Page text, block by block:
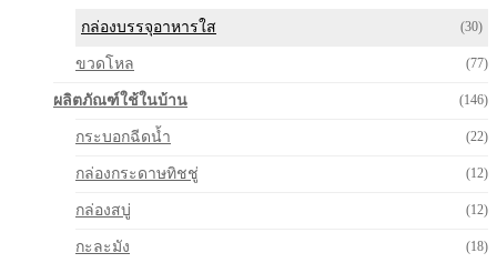
กล่องบรรจุอาหารใส (30)
ขวดโหล (77)
ผลิตภัณฑ์ใช้ในบ้าน (146)
กระบอกฉีดน้ำ (22)
กล่องกระดาษทิชชู่ (12)
กล่องสบู่ (12)
กะละมัง (18)